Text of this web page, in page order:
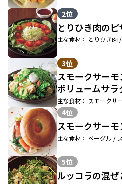
2位
とりひき肉のピ
主な食材： とりひき肉
3位
スモークサー
ボリュームサラ
主な食材： スモークサ
4位
スモークサー
主な食材： ベーグル /
5位
ルッコラの混ぜ